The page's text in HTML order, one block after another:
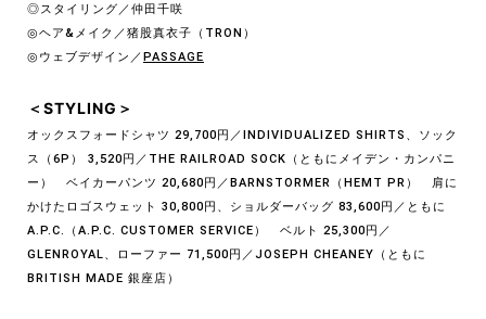
◎スタイリング／仲田千咲
◎ヘア&メイク／猪股真衣子（TRON）
◎ウェブデザイン／ PASSAGE
＜STYLING＞
オックスフォードシャツ 29,700円／INDIVIDUALIZED SHIRTS、ソック
ス（6P） 3,520円／THE RAILROAD SOCK（ともにメイデン・カンパニ
ー） ベイカーパンツ 20,680円／BARNSTORMER（HEMT PR） 肩に
かけたロゴスウェット 30,800円、ショルダーバッグ 83,600円／ともに
A.P.C.（A.P.C. CUSTOMER SERVICE） ベルト 25,300円／
GLENROYAL、ローファー 71,500円／JOSEPH CHEANEY（ともに
BRITISH MADE 銀座店）